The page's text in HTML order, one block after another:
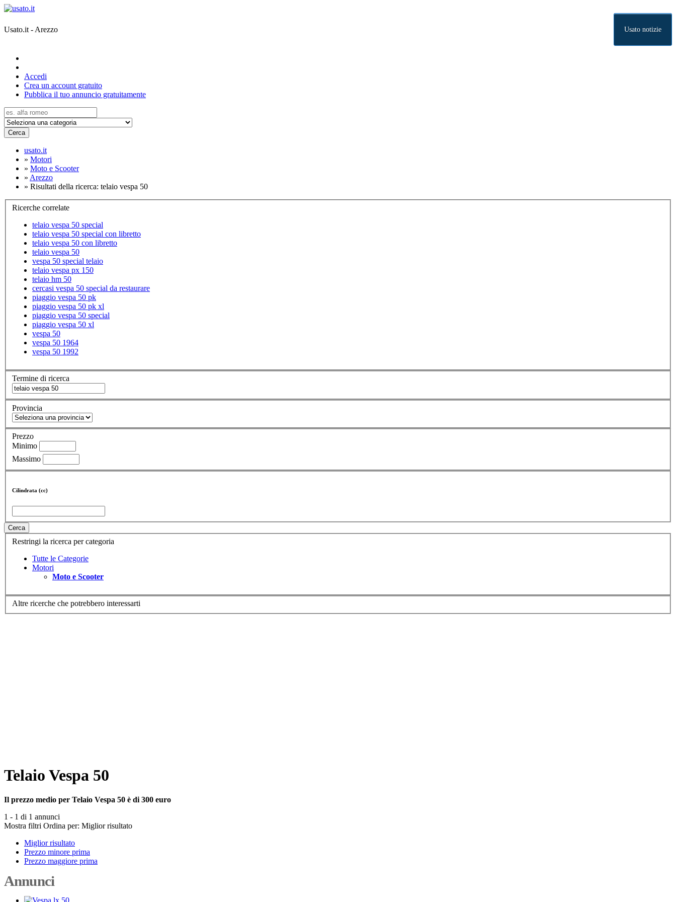
Usato.it - Arezzo Usato notizie
Accedi
Crea un account gratuito
Pubblica il tuo annuncio gratuitamente
Cerca
usato.it
» Motori
» Moto e Scooter
» Arezzo
» Risultati della ricerca: telaio vespa 50
Ricerche correlate
telaio vespa 50 special
telaio vespa 50 special con libretto
telaio vespa 50 con libretto
telaio vespa 50
vespa 50 special telaio
telaio vespa px 150
telaio hm 50
cercasi vespa 50 special da restaurare
piaggio vespa 50 pk
piaggio vespa 50 pk xl
piaggio vespa 50 special
piaggio vespa 50 xl
vespa 50
vespa 50 1964
vespa 50 1992
Termine di ricerca
Provincia
Prezzo
Minimo
Massimo
Cilindrata (cc)
Cerca
Restringi la ricerca per categoria
Tutte le Categorie
Motori
Moto e Scooter
Altre ricerche che potrebbero interessarti
Telaio Vespa 50
Il prezzo medio per Telaio Vespa 50 è di 300 euro
1 - 1 di 1 annunci
Mostra filtri Ordina per: Miglior risultato
Miglior risultato
Prezzo minore prima
Prezzo maggiore prima
Annunci